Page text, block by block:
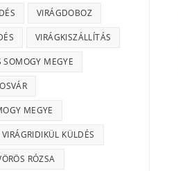
VIRÁGDOBOZ
VIRÁGKISZÁLLÍTÁS
SOMOGY MEGYE
MEGYE
VIRÁGRIDIKÜL KÜLDÉS
RÓZSA